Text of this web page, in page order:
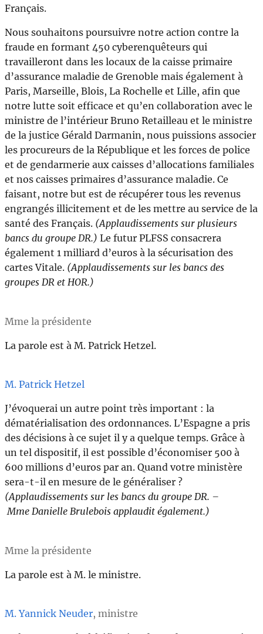
Français.
Nous souhaitons poursuivre notre action contre la
fraude en formant 450 cyberenquêteurs qui
travailleront dans les locaux de la caisse primaire
d’assurance maladie de Grenoble mais également à
Paris, Marseille, Blois, La Rochelle et Lille, afin que
notre lutte soit efficace et qu’en collaboration avec le
ministre de l’intérieur Bruno Retailleau et le ministre
de la justice Gérald Darmanin, nous puissions associer
les procureurs de la République et les forces de police
et de gendarmerie aux caisses d’allocations familiales
et nos caisses primaires d’assurance maladie. Ce
faisant, notre but est de récupérer tous les revenus
engrangés illicitement et de les mettre au service de la
santé des Français. (Applaudissements sur plusieurs
bancs du groupe DR.) Le futur PLFSS consacrera
également 1 milliard d’euros à la sécurisation des
cartes Vitale. (Applaudissements sur les bancs des
groupes DR et HOR.)
Mme la présidente
La parole est à M. Patrick Hetzel.
M. Patrick Hetzel
J’évoquerai un autre point très important : la
dématérialisation des ordonnances. L’Espagne a pris
des décisions à ce sujet il y a quelque temps. Grâce à
un tel dispositif, il est possible d’économiser 500 à
600 millions d’euros par an. Quand votre ministère
sera-t-il en mesure de le généraliser ?
(Applaudissements sur les bancs du groupe DR. –
Mme Danielle Brulebois applaudit également.)
Mme la présidente
La parole est à M. le ministre.
M. Yannick Neuder, ministre